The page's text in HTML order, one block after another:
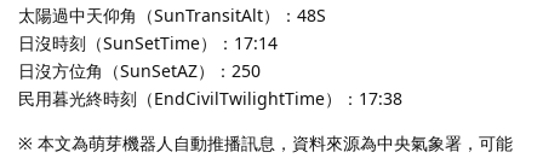
太陽過中天仰角（SunTransitAlt）：48S
日沒時刻（SunSetTime）：17:14
日沒方位角（SunSetAZ）：250
民用暮光終時刻（EndCivilTwilightTime）：17:38
※ 本文為萌芽機器人自動推播訊息，資料來源為中央氣象署，可能